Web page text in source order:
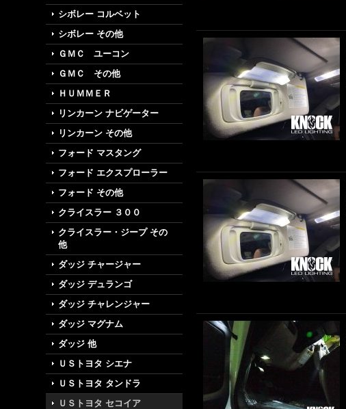
シボレー コルベット
シボレー その他
ＧＭＣ ユーコン
ＧＭＣ その他
ＨＵＭＭＥＲ
リンカーン ナビゲーター
リンカーン その他
フォード マスタング
フォード エクスプローラー
フォード その他
クライスラー ３００
クライスラー・ジープ その
他
ダッジ チャージャー
ダッジ デュランゴ
ダッジ チャレンジャー
ダッジ マグナム
ダッジ 他
ＵＳトヨタ シエナ
ＵＳトヨタ タンドラ
ＵＳトヨタ セコイア